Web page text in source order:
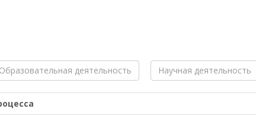
Образовательная деятельность Научная деятельность